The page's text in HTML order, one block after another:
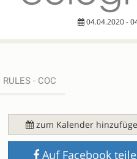
04.04.2020 -
RULES - COC
zum Kalender
Auf Facebook